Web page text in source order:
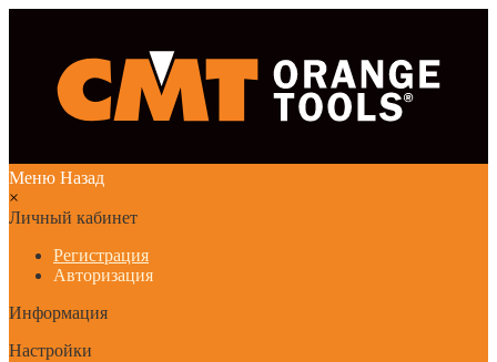
Меню Назад
×
Личный кабинет
Регистрация
Авторизация
Информация
Настройки